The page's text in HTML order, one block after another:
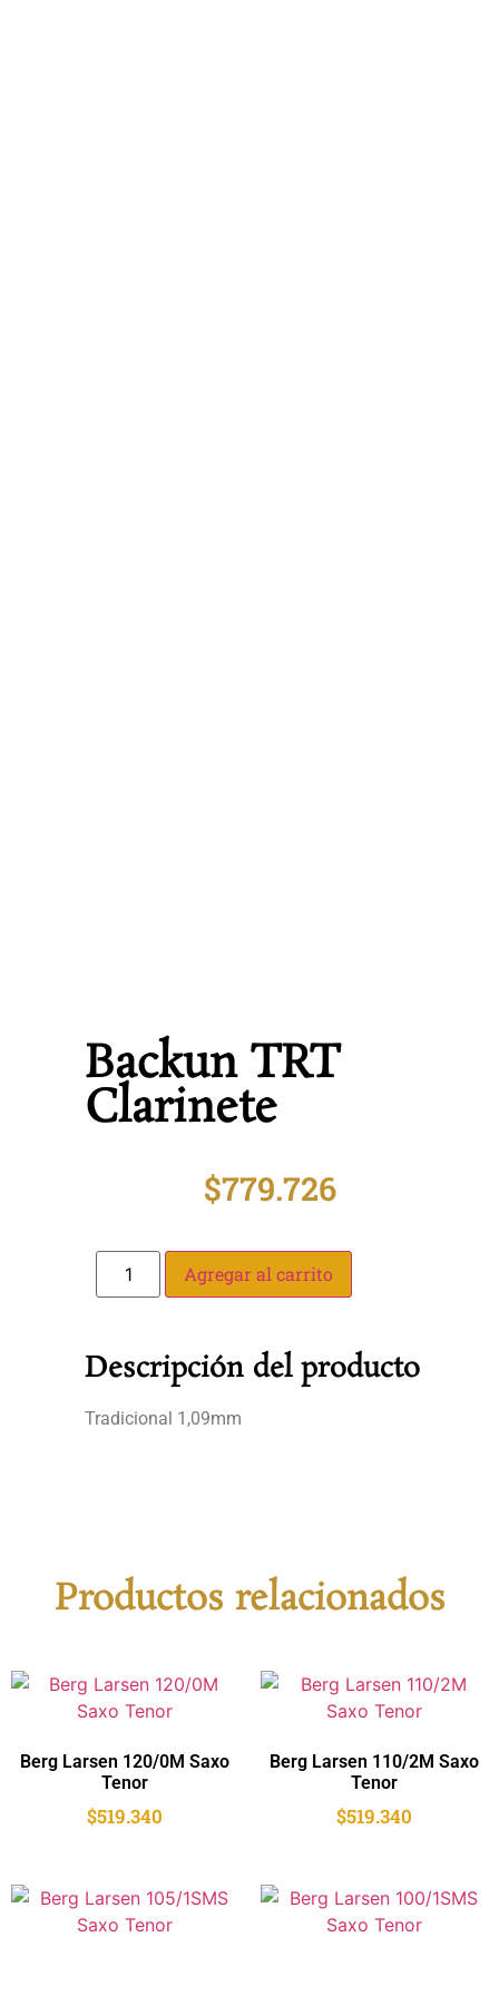
Backun TRT
Clarinete
$779.726
Agregar al carrito
Descripción del producto
Tradicional 1,09mm
Productos relacionados
Berg Larsen 120/0M Saxo
Tenor
$519.340
Berg Larsen 110/2M Saxo
Tenor
$519.340